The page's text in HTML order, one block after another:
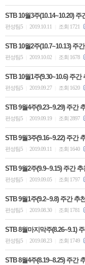
STB 10월3주(10.14~10.20) 주
편성팀5 2019.10.11 조회 1721
STB 10월2주(10.7~10.13) 주
편성팀5 2019.10.02 조회 1678
STB 10월1주(9.30~10.6) 주간
편성팀5 2019.09.27 조회 1620
STB 9월4주(9.23~9.29) 주간
편성팀5 2019.09.19 조회 2897
STB 9월3주(9.16~9.22) 주간
편성팀5 2019.09.11 조회 1640
STB 9월2주(9.9~9.15) 주간
편성팀5 2019.09.05 조회 1797
STB 9월1주(9.2~9.8) 주간 추
편성팀5 2019.08.30 조회 1781
STB 8월마지막주(8.26~9.1)
편성팀5 2019.08.23 조회 1749
STB 8월4주(8.19~8.25) 주간